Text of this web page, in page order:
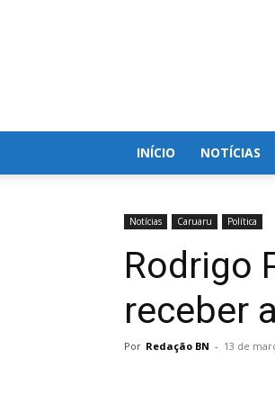
INÍCIO NOTÍCIAS
Notícias Caruaru Política
Rodrigo
receber
Por Redação BN - 13 de